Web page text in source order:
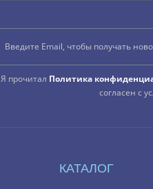
Я прочитал Политика
согласен с
КАТАЛОГ